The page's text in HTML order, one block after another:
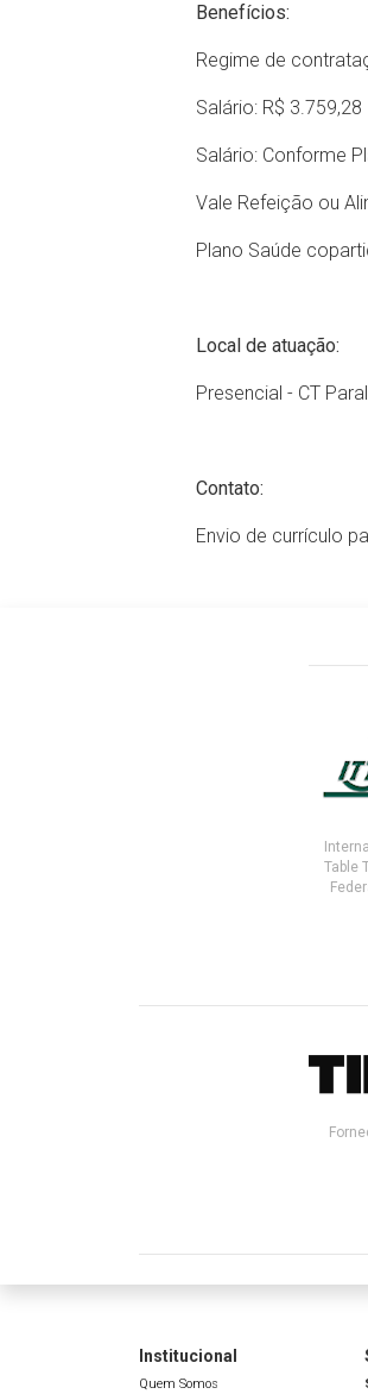
Benefícios:
Regime de
Salário: R$ 3.759,28
Salário: Conforme
Vale Refeição ou
Plano Saúde
Local de atuação:
Presencial - CT
Contato:
Envio de currículo
Table
Institucional
Quem Somos